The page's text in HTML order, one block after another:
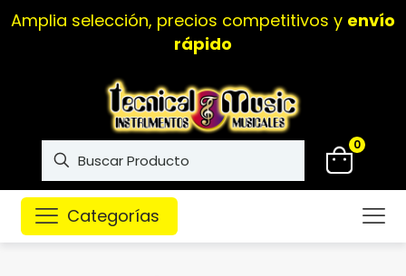
Amplia selección, precios competitivos y envío
rápido
0
Categorías